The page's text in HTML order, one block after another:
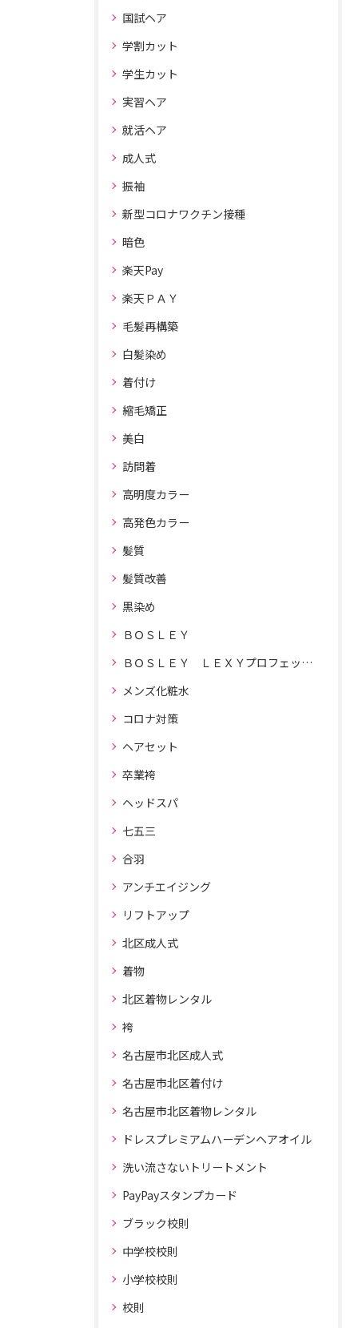
国試ヘア
学割カット
学生カット
実習ヘア
就活ヘア
成人式
振袖
新型コロナワクチン接種
暗色
楽天Pay
楽天ＰＡＹ
毛髪再構築
白髪染め
着付け
縮毛矯正
美白
訪問着
高明度カラー
高発色カラー
髪質
髪質改善
黒染め
ＢＯＳＬＥＹ
ＢＯＳＬＥＹ ＬＥＸＹプロフェッショナルドライヤー
メンズ化粧水
コロナ対策
ヘアセット
卒業袴
ヘッドスパ
七五三
合羽
アンチエイジング
リフトアップ
北区成人式
着物
北区着物レンタル
袴
名古屋市北区成人式
名古屋市北区着付け
名古屋市北区着物レンタル
ドレスプレミアムハーデンヘアオイル
洗い流さないトリートメント
PayPayスタンプカード
ブラック校則
中学校校則
小学校校則
校則